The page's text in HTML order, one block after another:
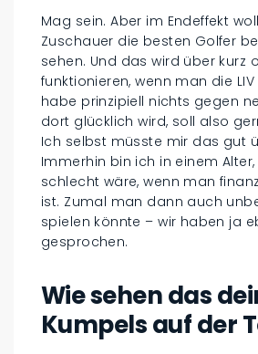
Mag sein. Aber im Endeffekt
Zuschauer die besten Golfer
sehen. Und das wird über kurz
funktionieren, wenn man die
habe prinzipiell nichts gegen
dort glücklich wird, soll also
Ich selbst müsste mir das gut
Immerhin bin ich in einem
schlecht wäre, wenn man
ist. Zumal man dann auch
spielen könnte – wir haben ja
gesprochen.
Wie sehen das
Kumpels auf der